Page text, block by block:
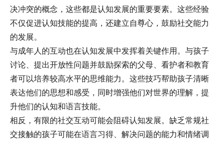
决冲突的概念，这些都是认知发展的重要要素。这些经验
不仅促进认知技能的提高，还建立自尊心，鼓励社交能力
的发展。
与成年人的互动也在认知发展中发挥着关键作用。与孩子
讨论、提出开放性问题并鼓励探索的父母、看护者和教育
者可以培养较高水平的思维能力。这些技巧帮助孩子清晰
表达他们的思想和感受，同时增强他们对世界的理解，提
升他们的认知和语言技能。
相反，有限的社交互动可能会阻碍认知发展。缺乏常规社
交接触的孩子可能在语言习得、解决问题的能力和情绪调